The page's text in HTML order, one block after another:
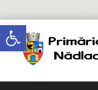
Deschide bara de unelte